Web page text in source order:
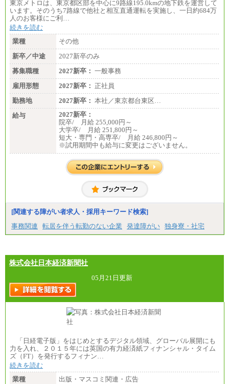
東京メトロは、東京都区部を中心に9路線195.0kmの地下鉄を運営して
います。そのうち7路線で他社と相互直通運転を実施し、一日約684万
人のお客様にご利…
続きを読む
業種
その他
新卒／中途
2027新卒のみ
募集職種
2027新卒： 一般事務
雇用形態
2027新卒： 正社員
勤務地
2027新卒： 本社／東京都台東区…
給与
2027新卒：
院卒/ 月給 255,000円～
大学卒/ 月給 251,800円～
短大・専門・高専卒/ 月給 246,800円～
※試用期間中も給与に変更はございません。
[関連する障がい者求人・採用キーワード検索]
事務関連
転居を伴う転勤のない企業 発達障がい 独身寮・社宅
株式会社日本経済新聞社
05月21日更新
「日経電子版」をはじめとするデジタル領域、グローバル展開にも
力を入れ、２０１５年には英国の有力経済紙フィナンシャル・タイム
ズ（FT）を発行するフィナン…
続きを読む
業種
出版・マスコミ関連・広告